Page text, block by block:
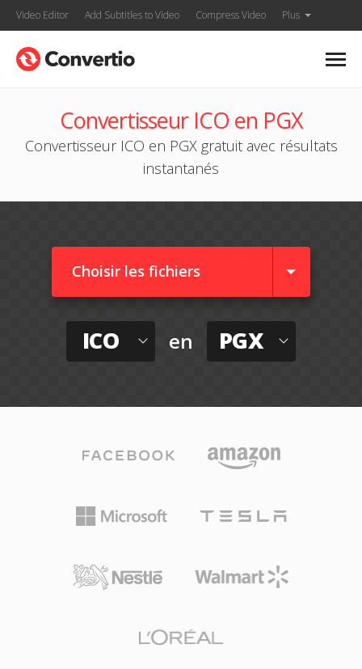
Video Editor Add Subtitles to Video Compress Video Plus
Convertisseur ICO en PGX
Convertisseur ICO en PGX gratuit avec résultats
instantanés
Choisir les fichiers
ICO en PGX